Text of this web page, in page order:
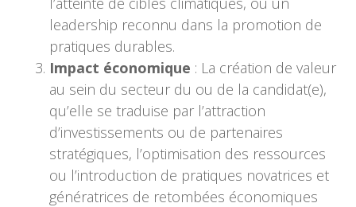
leadership reconnu dans la promotion de
pratiques durables.
Impact économique : La création de valeur
au sein du secteur du ou de la candidat(e),
qu’elle se traduise par l’attraction
d’investissements ou de partenaires
stratégiques, l’optimisation des ressources
ou l’introduction de pratiques novatrices et
génératrices de retombées économiques